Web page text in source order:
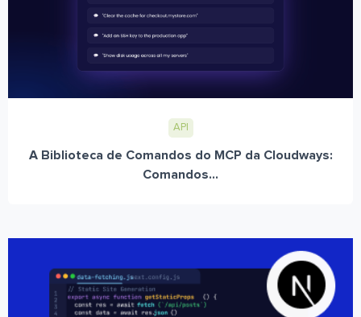
API
A Biblioteca de Comandos do MCP da Cloudways:
Comandos...